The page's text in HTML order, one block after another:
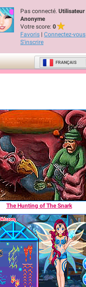
Pas connecté. Utilisateur
Anonyme
Votre score: 0
Favoris | Connectez-vous
S'inscrire
FRANÇAIS
The Hunting of The Snark